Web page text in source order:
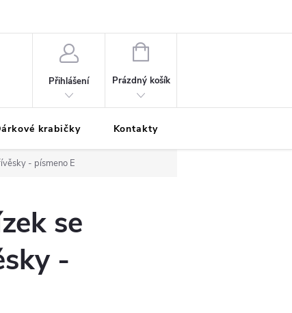
Přihlášení
NÁKUPNÍ
Prázdný košík
krabičky Kontakty
- písmeno E
se
-